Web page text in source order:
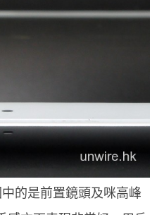
的是前置鏡頭及咪高峰